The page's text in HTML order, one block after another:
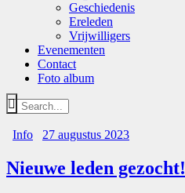
Geschiedenis
Ereleden
Vrijwilligers
Evenementen
Contact
Foto album
Info 27 augustus 2023
Nieuwe leden gezocht!